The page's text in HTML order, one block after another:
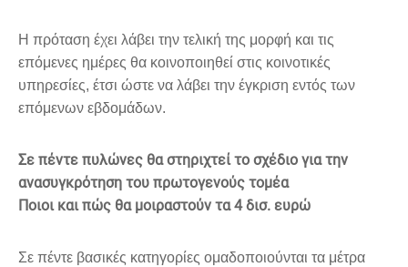
Η πρόταση έχει λάβει την τελική της μορφή και τις
επόμενες ημέρες θα κοινοποιηθεί στις κοινοτικές
υπηρεσίες, έτσι ώστε να λάβει την έγκριση εντός των
επόμενων εβδομάδων.
Σε πέντε πυλώνες θα στηριχτεί το σχέδιο για την
ανασυγκρότηση του πρωτογενούς τομέα
Ποιοι και πώς θα μοιραστούν τα 4 δισ. ευρώ
Σε πέντε βασικές κατηγορίες ομαδοποιούνται τα μέτρα